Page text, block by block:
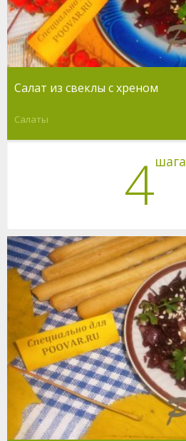
Салат из свеклы с хреном
Салаты
4шага